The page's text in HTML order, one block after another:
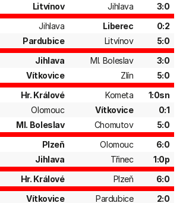
Litvínov Jihlava
3:0
Jihlava Liberec
0:2
Pardubice Litvínov
5:0
Jihlava Ml. Boleslav
3:0
Vítkovice Zlín
5:0
Hr. Králové Kometa
1:0sn
Olomouc Vítkovice
0:1
Ml. Boleslav Chomutov
5:0
Plzeň Olomouc
6:0
Jihlava Třinec
1:0p
Hr. Králové Plzeň
6:0
Vítkovice Pardubice
2:0